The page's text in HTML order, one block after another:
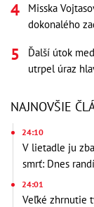
Misska
dokonalého
Ďalší útok
utrpel úraz
NAJNOVŠIE
24:10
V lietadle ju
smrť: Dnes
24:01
Veľké zhrnutie